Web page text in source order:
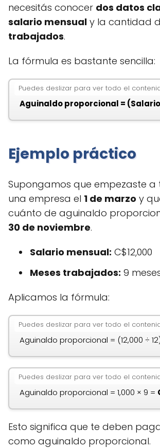
necesitás conocer dos datos
salario mensual y la cantidad
trabajados.
La fórmula es bastante sencilla:
Aguinaldo proporcional =
Ejemplo práctico
Supongamos que empezaste
una empresa el 1 de marzo y
cuánto de aguinaldo
30 de noviembre.
Salario mensual: C$12,000
Meses trabajados: 9
Aplicamos la fórmula:
Aguinaldo proporcional = (12,000 ÷
Aguinaldo proporcional = 1,000 × 9 =
Esto significa que te deben
como aguinaldo proporcional.